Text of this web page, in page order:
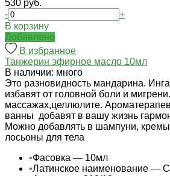
530 руб.
-
+
В корзину
Добавлено
В избранное
Танжерин эфирное масло 10мл
В наличии: много
Это разновидность мандарина.
избавят от головной боли и
массажах,целлюлите.
ванны добавят в вашу жизнь
Можно добавлять в шампуни,
лосьоны для тела
•Фасовка — 10мл
•Латинское наименование —